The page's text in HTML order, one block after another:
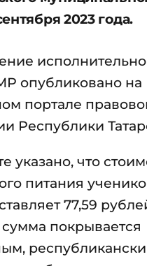
2023 года.
опубликовано на
портале
Республики
указано, что
питания
77,59
сумма покрывается